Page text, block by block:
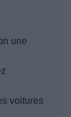
une
voitures